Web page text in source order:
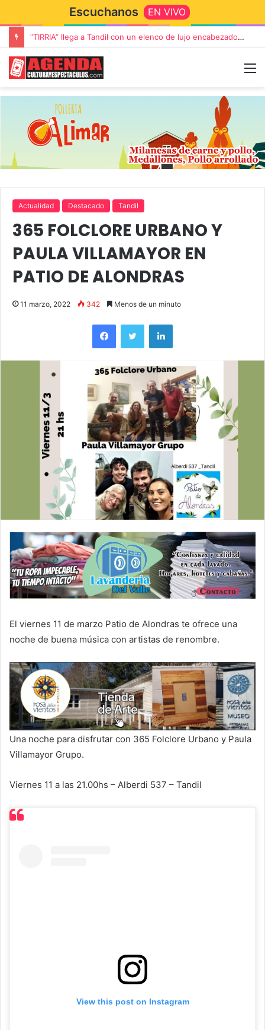
Escuchanos EN VIVO
“TIRRIA” llega a Tandil con un elenco de lujo encabezado por Capusotto, Spregelburd y Stefani
Actualidad Destacado Tandil
365 FOLCLORE URBANO Y
PAULA VILLAMAYOR EN
PATIO DE ALONDRAS
11 marzo, 2022 342 Menos de un minuto
El viernes 11 de marzo Patio de Alondras te ofrece una
noche de buena música con artistas de renombre.
Una noche para disfrutar con 365 Folclore Urbano y Paula
Villamayor Grupo.
Viernes 11 a las 21.00hs – Alberdi 537 – Tandil
View this post on Instagram